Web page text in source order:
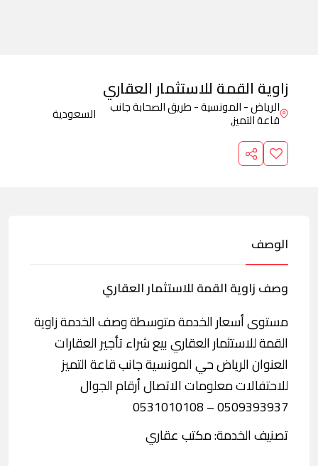
زاوية القمة للاستثمار العقاري
الرياض - المونسية - طريق الصحابة جانب
قاعة التميز, السعودية
الوصف
وصف زاوية القمة للاستثمار العقاري
مستوى أسعار الخدمة متوسطة وصف الخدمة زاوية
القمة للاستثمار العقاري بيع شراء تأجير العقارات
العنوان الرياض حي المونسية جانب قاعة التميز
للاحتفالات معلومات الاتصال أرقام الجوال
0509393937 – 0531010108
تصنيف الخدمة: مكتب عقاري